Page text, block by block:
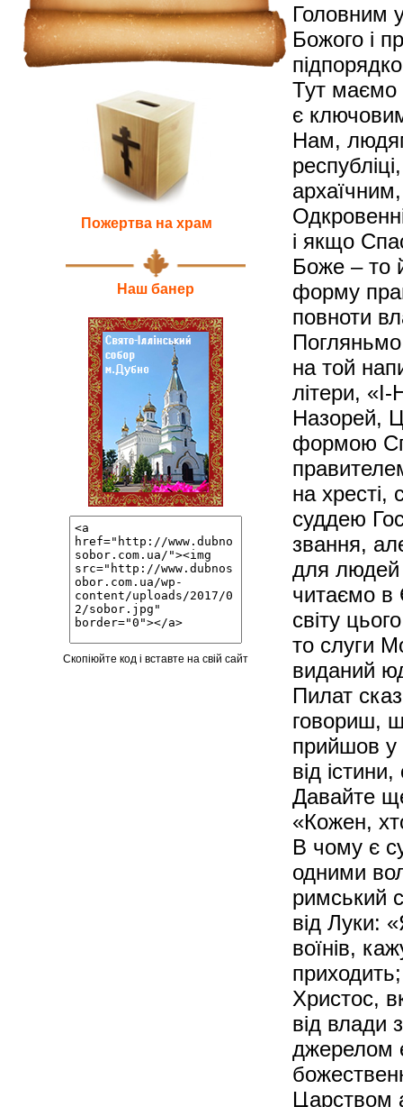
Пожертва на храм
Наш банер
Скопіюйте код і вставте на свій сайт
Головним
Божого і
Тут маємо
є
Нам,
і якщо
Боже – то
форму
повноти
Погляньмо
на той
літери,
Назорей,
формою
на хресті,
суддею
звання,
для людей
читаємо в
світу
то слуги
виданий
Пилат
говориш,
прийшов у
від
Давайте
«Кожен,
В чому є
одними
римський
від Луки:
воїнів,
Христос,
від влади
джерелом
Царством